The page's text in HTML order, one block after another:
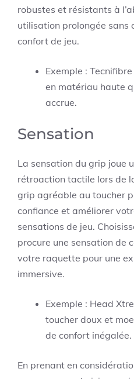
robustes et résistants à
utilisation prolongée sans
confort de jeu.
Exemple :
en matériau haute
accrue.
Sensation
La sensation du grip joue
rétroaction tactile lors de
grip agréable au toucher
confiance et améliorer
sensations de jeu.
procure une sensation de
votre raquette pour une
immersive.
Exemple : Head
toucher doux et
de confort inégalée.
En prenant en